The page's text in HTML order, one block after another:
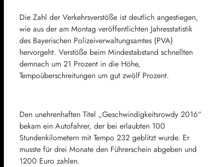
Die Zahl der Verkehrsverstöße ist deutlich angestiegen,
wie aus der am Montag veröffentlichten Jahresstatistik
des Bayerischen Polizeiverwaltungsamtes (PVA)
hervorgeht. Verstöße beim Mindestabstand schnellten
demnach um 21 Prozent in die Höhe,
Tempoüberschreitungen um gut zwölf Prozent.
Den unehrenhaften Titel „Geschwindigkeitsrowdy 2016“
bekam ein Autofahrer, der bei erlaubten 100
Stundenkilometern mit Tempo 232 geblitzt wurde. Er
musste für drei Monate den Führerschein abgeben und
1200 Euro zahlen.